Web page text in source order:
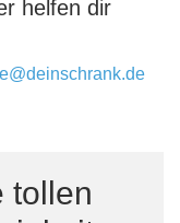
helfen dir
tollen